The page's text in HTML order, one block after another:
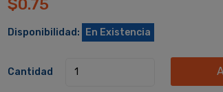
$0.75
Disponibilidad: En Existencia
Cantidad